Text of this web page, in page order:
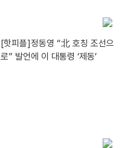
[핫피플]정동영 “北 호칭 조선으
로” 발언에 이 대통령 ‘제동’